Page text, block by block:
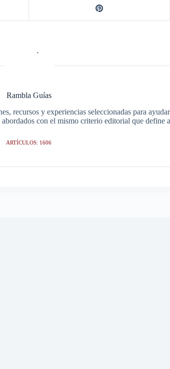
Rambla Guías
recursos y experiencias seleccionadas para
con el mismo criterio editorial que define
ARTÍCULOS: 1606